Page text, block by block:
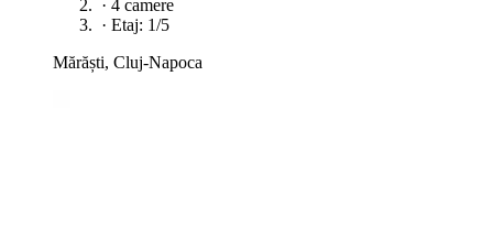
· 4 camere
· Etaj: 1/5
Mărăști, Cluj-Napoca